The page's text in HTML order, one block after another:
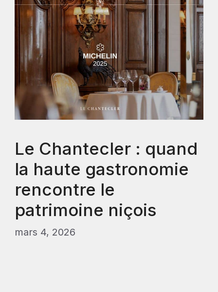
Le Chantecler : quand
la haute gastronomie
rencontre le
patrimoine niçois
mars 4, 2026